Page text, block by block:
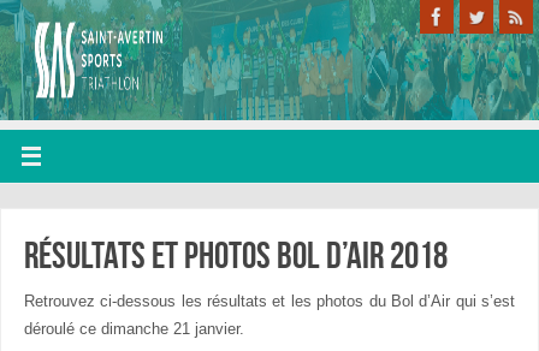
Résultats et photos bol d’air 2018
Retrouvez ci-dessous les résultats et les photos du Bol d’Air qui s’est
déroulé ce dimanche 21 janvier.